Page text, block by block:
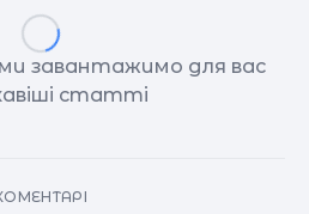
завантажимо для вас
статті